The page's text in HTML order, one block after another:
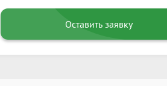
Оставить заявку